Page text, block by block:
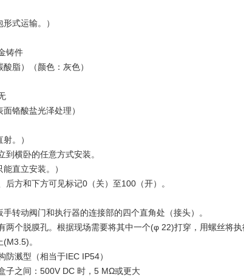
形式运输。）
铸件
脂）（颜色：灰色）
铬酸盐光泽处理）
。）
到横卧的任意方式安装。
能直立安装。）
后方和下方可见标记0（关）至100（开）。
转动阀门和执行器的连接部的四个直角处（接头）。
两个脱膜孔。根据现场需要将其中一个(φ 22)打穿，用螺丝将执
。
防溅型（相当于IEC IP54）
子之间：500V DC 时，5 MΩ或更大